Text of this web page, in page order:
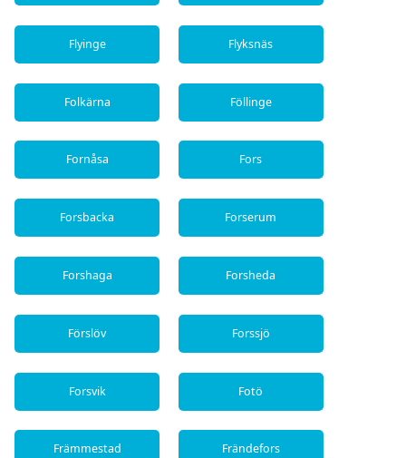
Flyinge Flyksnäs
Folkärna Föllinge
Fornåsa Fors
Forsbacka Forserum
Forshaga Forsheda
Förslöv Forssjö
Forsvik Fotö
Främmestad Frändefors